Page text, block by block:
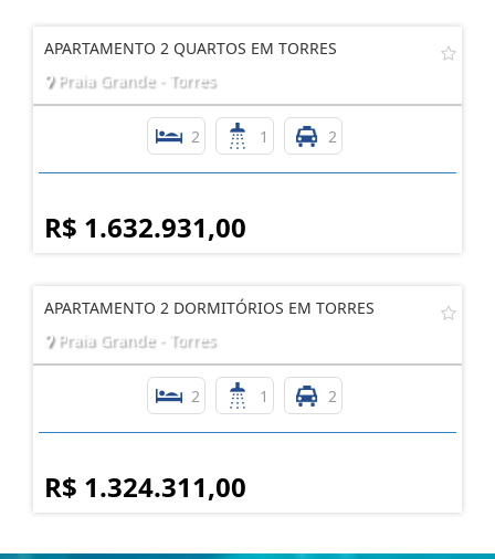
APARTAMENTO 2 QUARTOS EM TORRES
Praia Grande - Torres
2 1 2
R$ 1.632.931,00
APARTAMENTO 2 DORMITÓRIOS EM TORRES
Praia Grande - Torres
2 1 2
R$ 1.324.311,00